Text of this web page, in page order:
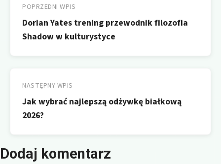
wpisu
POPRZEDNI WPIS
Dorian Yates trening przewodnik filozofia
Shadow w kulturystyce
NASTĘPNY WPIS
Jak wybrać najlepszą odżywkę białkową
2026?
Dodaj komentarz